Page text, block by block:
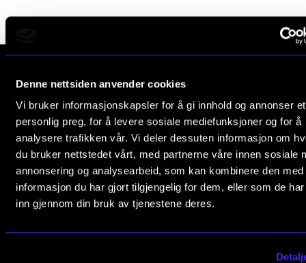
Denne nettsiden anvender cookies
Vi bruker informasjonskapsler for å gi innhold og annonser et
personlig preg, for å levere sosiale mediefunksjoner og for å
analysere trafikken vår. Vi deler dessuten informasjon om
du bruker nettstedet vårt, med partnerne våre innen sosiale
annonsering og analysearbeid, som kan kombinere den med
informasjon du har gjort tilgjengelig for dem, eller som de
inn gjennom din bruk av tjenestene deres.
Networks
International Activities
IN.TUNE
INFO
Contact Us
About the Academy
The Norwegian Academy of Music
Slemdalsveien 11
0369 Oslo, Norway
+47 23 36 70 00
post@nmh.no
USEFUL PAGES